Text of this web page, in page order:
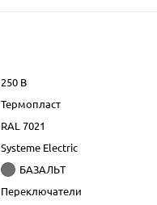
250 В
Термопласт
RAL 7021
Systeme Electric
БАЗАЛЬТ
Переключатели